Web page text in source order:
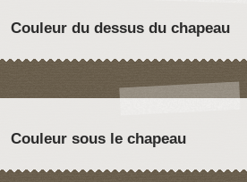
Couleur du dessus du chapeau
Couleur sous le chapeau